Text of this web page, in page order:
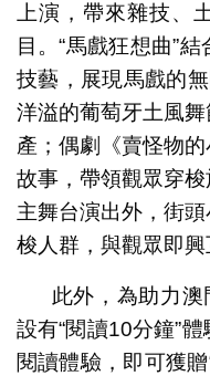
上演，帶來雜技、
目。“馬戲狂想曲”
技藝，展現馬戲的
洋溢的葡萄牙土風
產；偶劇《賣怪物
故事，帶領觀眾穿
主舞台演出外，街
梭人群，與觀眾即興
此外，為助力澳
設有“閱讀10分鐘”
閱讀體驗，即可獲